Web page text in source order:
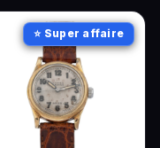
⭐ Super affaire